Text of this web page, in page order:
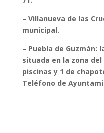
– Villanueva de las
municipal.
– Puebla de Guzmán:
situada en la zona del
piscinas y 1 de
Teléfono de